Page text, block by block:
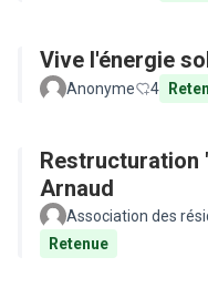
Vive l'énergie
Anonyme 4
Restructuration
Arnaud
Association des
Retenue